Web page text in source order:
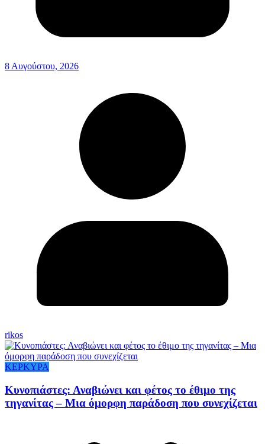
8 Αυγούστου, 2026
rikos
ΚΕΡΚΥΡΑ
Κυνοπιάστες: Αναβιώνει και φέτος το έθιμο της
τηγανίτας – Μια όμορφη παράδοση που συνεχίζεται